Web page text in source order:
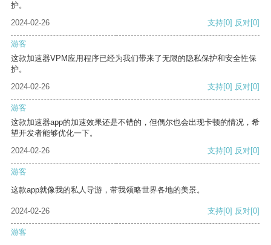
护。
2024-02-26
支持[0] 反对[0]
游客
这款加速器VPM应用程序已经为我们带来了无限的隐私保护和安全性保
护。
2024-02-26
支持[0] 反对[0]
游客
这款加速器app的加速效果还是不错的，但偶尔也会出现卡顿的情况，希
望开发者能够优化一下。
2024-02-26
支持[0] 反对[0]
游客
这款app就像我的私人导游，带我领略世界各地的美景。
2024-02-26 支持[0] 反对[0]
游客